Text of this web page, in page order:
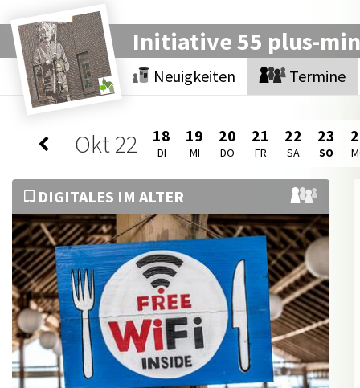
Initiative 55 plus-
Neuigkeiten Termine
Okt22 18
DI
19
MI
20
DO
21
FR
22
SA
23
SO
DIGITALES IM ALTER